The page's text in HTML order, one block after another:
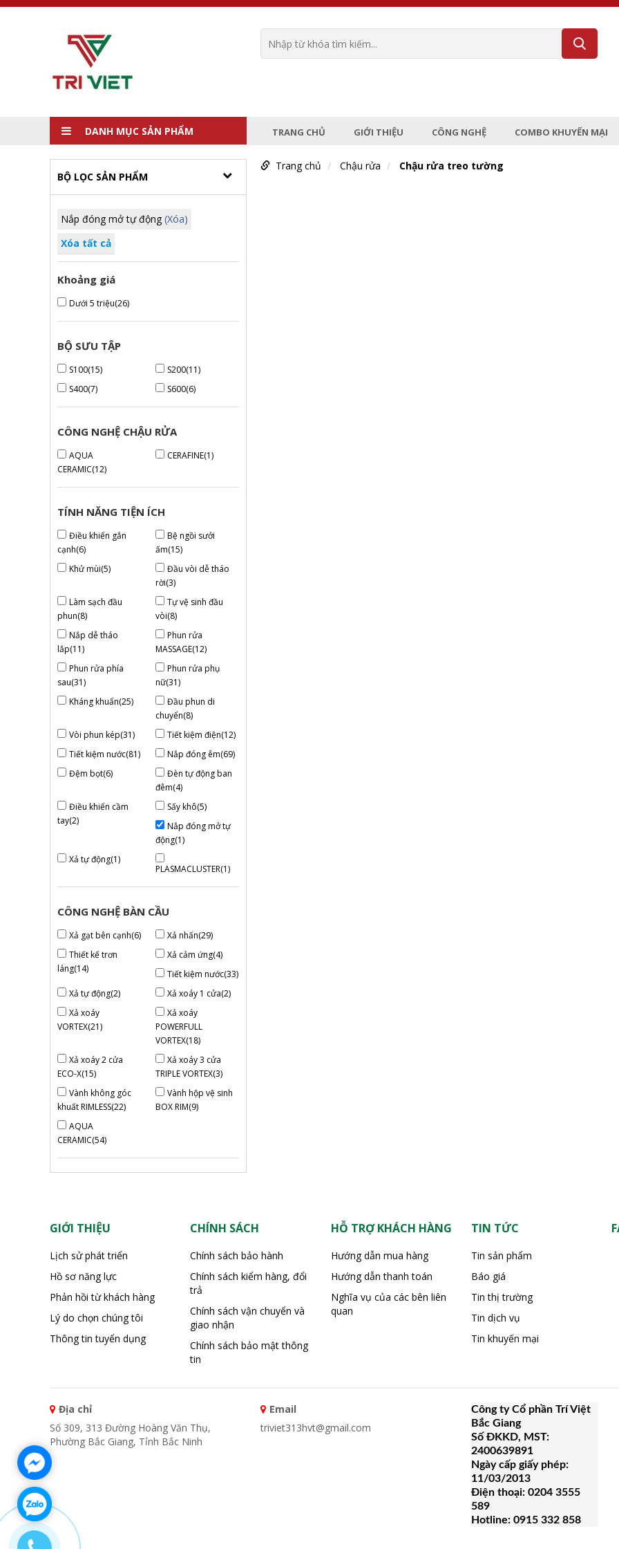
DANH MỤC SẢN PHẨM TRANG CHỦ GIỚI THIỆU CÔNG NGHỆ COMBO KHUYẾN MẠI
BỘ LỌC SẢN PHẨM
Nắp đóng mở tự động (Xóa)
Xóa tất cả
Khoảng giá
Dưới 5 triệu(26)
BỘ SƯU TẬP
S100(15)
S200(11)
S400(7)
S600(6)
CÔNG NGHỆ CHẬU RỬA
AQUA
CERAMIC(12)
CERAFINE(1)
TÍNH NĂNG TIỆN ÍCH
Điều khiển gắn
cạnh(6)
Bệ ngồi sưởi
ấm(15)
Khử mùi(5)
Đầu vòi dễ tháo
rời(3)
Làm sạch đầu
phun(8)
Tự vệ sinh đầu
vòi(8)
Nắp dễ tháo
lắp(11)
Phun rửa
MASSAGE(12)
Phun rửa phía
sau(31)
Phun rửa phụ
nữ(31)
Kháng khuẩn(25)
Đầu phun di
chuyển(8)
Vòi phun kép(31)
Tiết kiệm điện(12)
Tiết kiệm nước(81)
Nắp đóng êm(69)
Đệm bọt(6)
Đèn tự động ban
đêm(4)
Điều khiển cầm
tay(2)
Sấy khô(5)
Nắp đóng mở tự
động(1)
Xả tự động(1)
PLASMACLUSTER(1)
CÔNG NGHỆ BÀN CẦU
Xả gạt bên cạnh(6)
Xả nhấn(29)
Thiết kế trơn
láng(14)
Xả cảm ứng(4)
Tiết kiệm nước(33)
Xả tự động(2)
Xả xoáy 1 cửa(2)
Xả xoáy
VORTEX(21)
Xả xoáy
POWERFULL
VORTEX(18)
Xả xoáy 2 cửa
ECO-X(15)
Xả xoáy 3 cửa
TRIPLE VORTEX(3)
Vành không góc
khuất RIMLESS(22)
Vành hộp vệ sinh
BOX RIM(9)
AQUA
CERAMIC(54)
Trang chủ Chậu rửa Chậu rửa treo tường
GIỚI THIỆU
Lịch sử phát triển
Hồ sơ năng lực
Phản hồi từ khách hàng
Lý do chọn chúng tôi
Thông tin tuyển dụng
CHÍNH SÁCH
Chính sách bảo hành
Chính sách kiểm hàng, đổi
trả
Chính sách vận chuyển và
giao nhận
Chính sách bảo mật thông
tin
HỖ TRỢ KHÁCH HÀNG
Hướng dẫn mua hàng
Hướng dẫn thanh toán
Nghĩa vụ của các bên liên
quan
TIN TỨC
Tin sản phẩm
Báo giá
Tin thị trường
Tin dịch vụ
Tin khuyến mại
Địa chỉ
Số 309, 313 Đường Hoàng Văn Thụ,
Phường Bắc Giang, Tỉnh Bắc Ninh
Email
triviet313hvt@gmail.com
Công ty Cổ phần Trí Việt
Bắc Giang
Số ĐKKD, MST:
2400639891
Ngày cấp giấy phép:
11/03/2013
Điện thoại: 0204 3555
589
Hotline: 0915 332 858